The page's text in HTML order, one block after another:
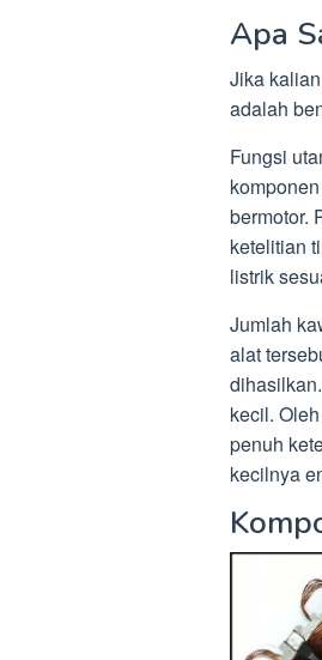
Apa
Jika
adalah
Fungsi
bermotor.
ketelitian
listrik
Jumlah
alat
kecil.
penuh
kecilnya